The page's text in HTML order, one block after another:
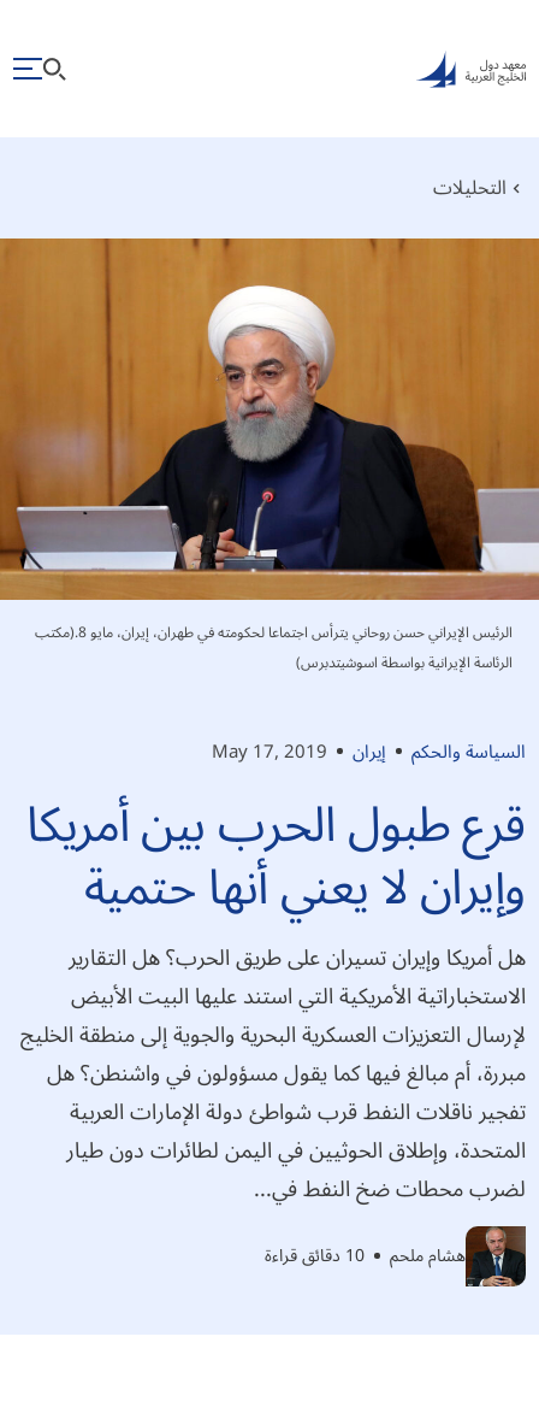
التحليلات
السياسة والحكم إيران May 17, 2019
قرع طبول الحرب بين أمريكا
وإيران لا يعني أنها حتمية
هل أمريكا وإيران تسيران على طريق الحرب؟ هل التقارير
الاستخباراتية الأمريكية التي استند عليها البيت الأبيض
لإرسال التعزيزات العسكرية البحرية والجوية إلى منطقة الخليج
مبررة، أم مبالغ فيها كما يقول مسؤولون في واشنطن؟ هل
تفجير ناقلات النفط قرب شواطئ دولة الإمارات العربية
المتحدة، وإطلاق الحوثيين في اليمن لطائرات دون طيار
لضرب محطات ضخ النفط في...
هشام ملحم 10 دقائق قراءة
الرئيس الإيراني حسن روحاني يترأس اجتماعا لحكومته في طهران، إيران، مايو 8.(مكتب
الرئاسة الإيرانية بواسطة اسوشيتدبرس)